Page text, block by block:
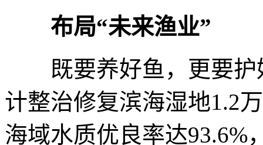
布局“未来渔业”
既要养好鱼，更要护
计整治修复滨海湿地1.2
海域水质优良率达93.6%